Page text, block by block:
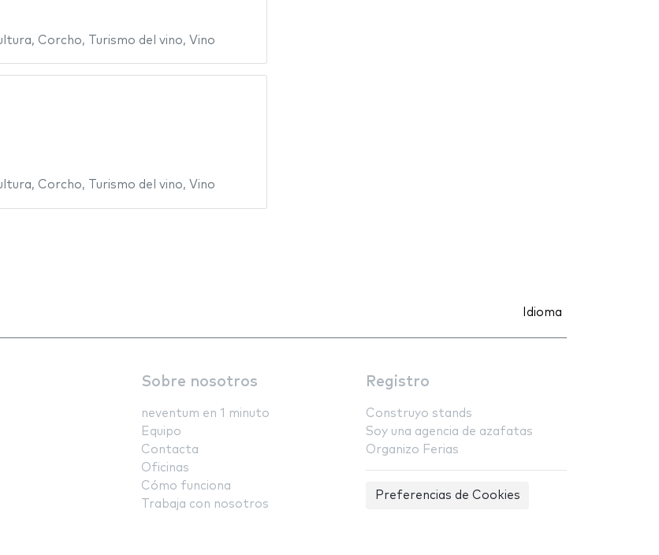
, Corcho, Turismo del vino, Vino
, Corcho, Turismo del vino, Vino
Idioma
Sobre nosotros
neventum en 1 minuto
Equipo
Contacta
Oficinas
Cómo funciona
Trabaja con nosotros
Registro
Construyo stands
Soy una agencia de azafatas
Organizo Ferias
Preferencias de Cookies